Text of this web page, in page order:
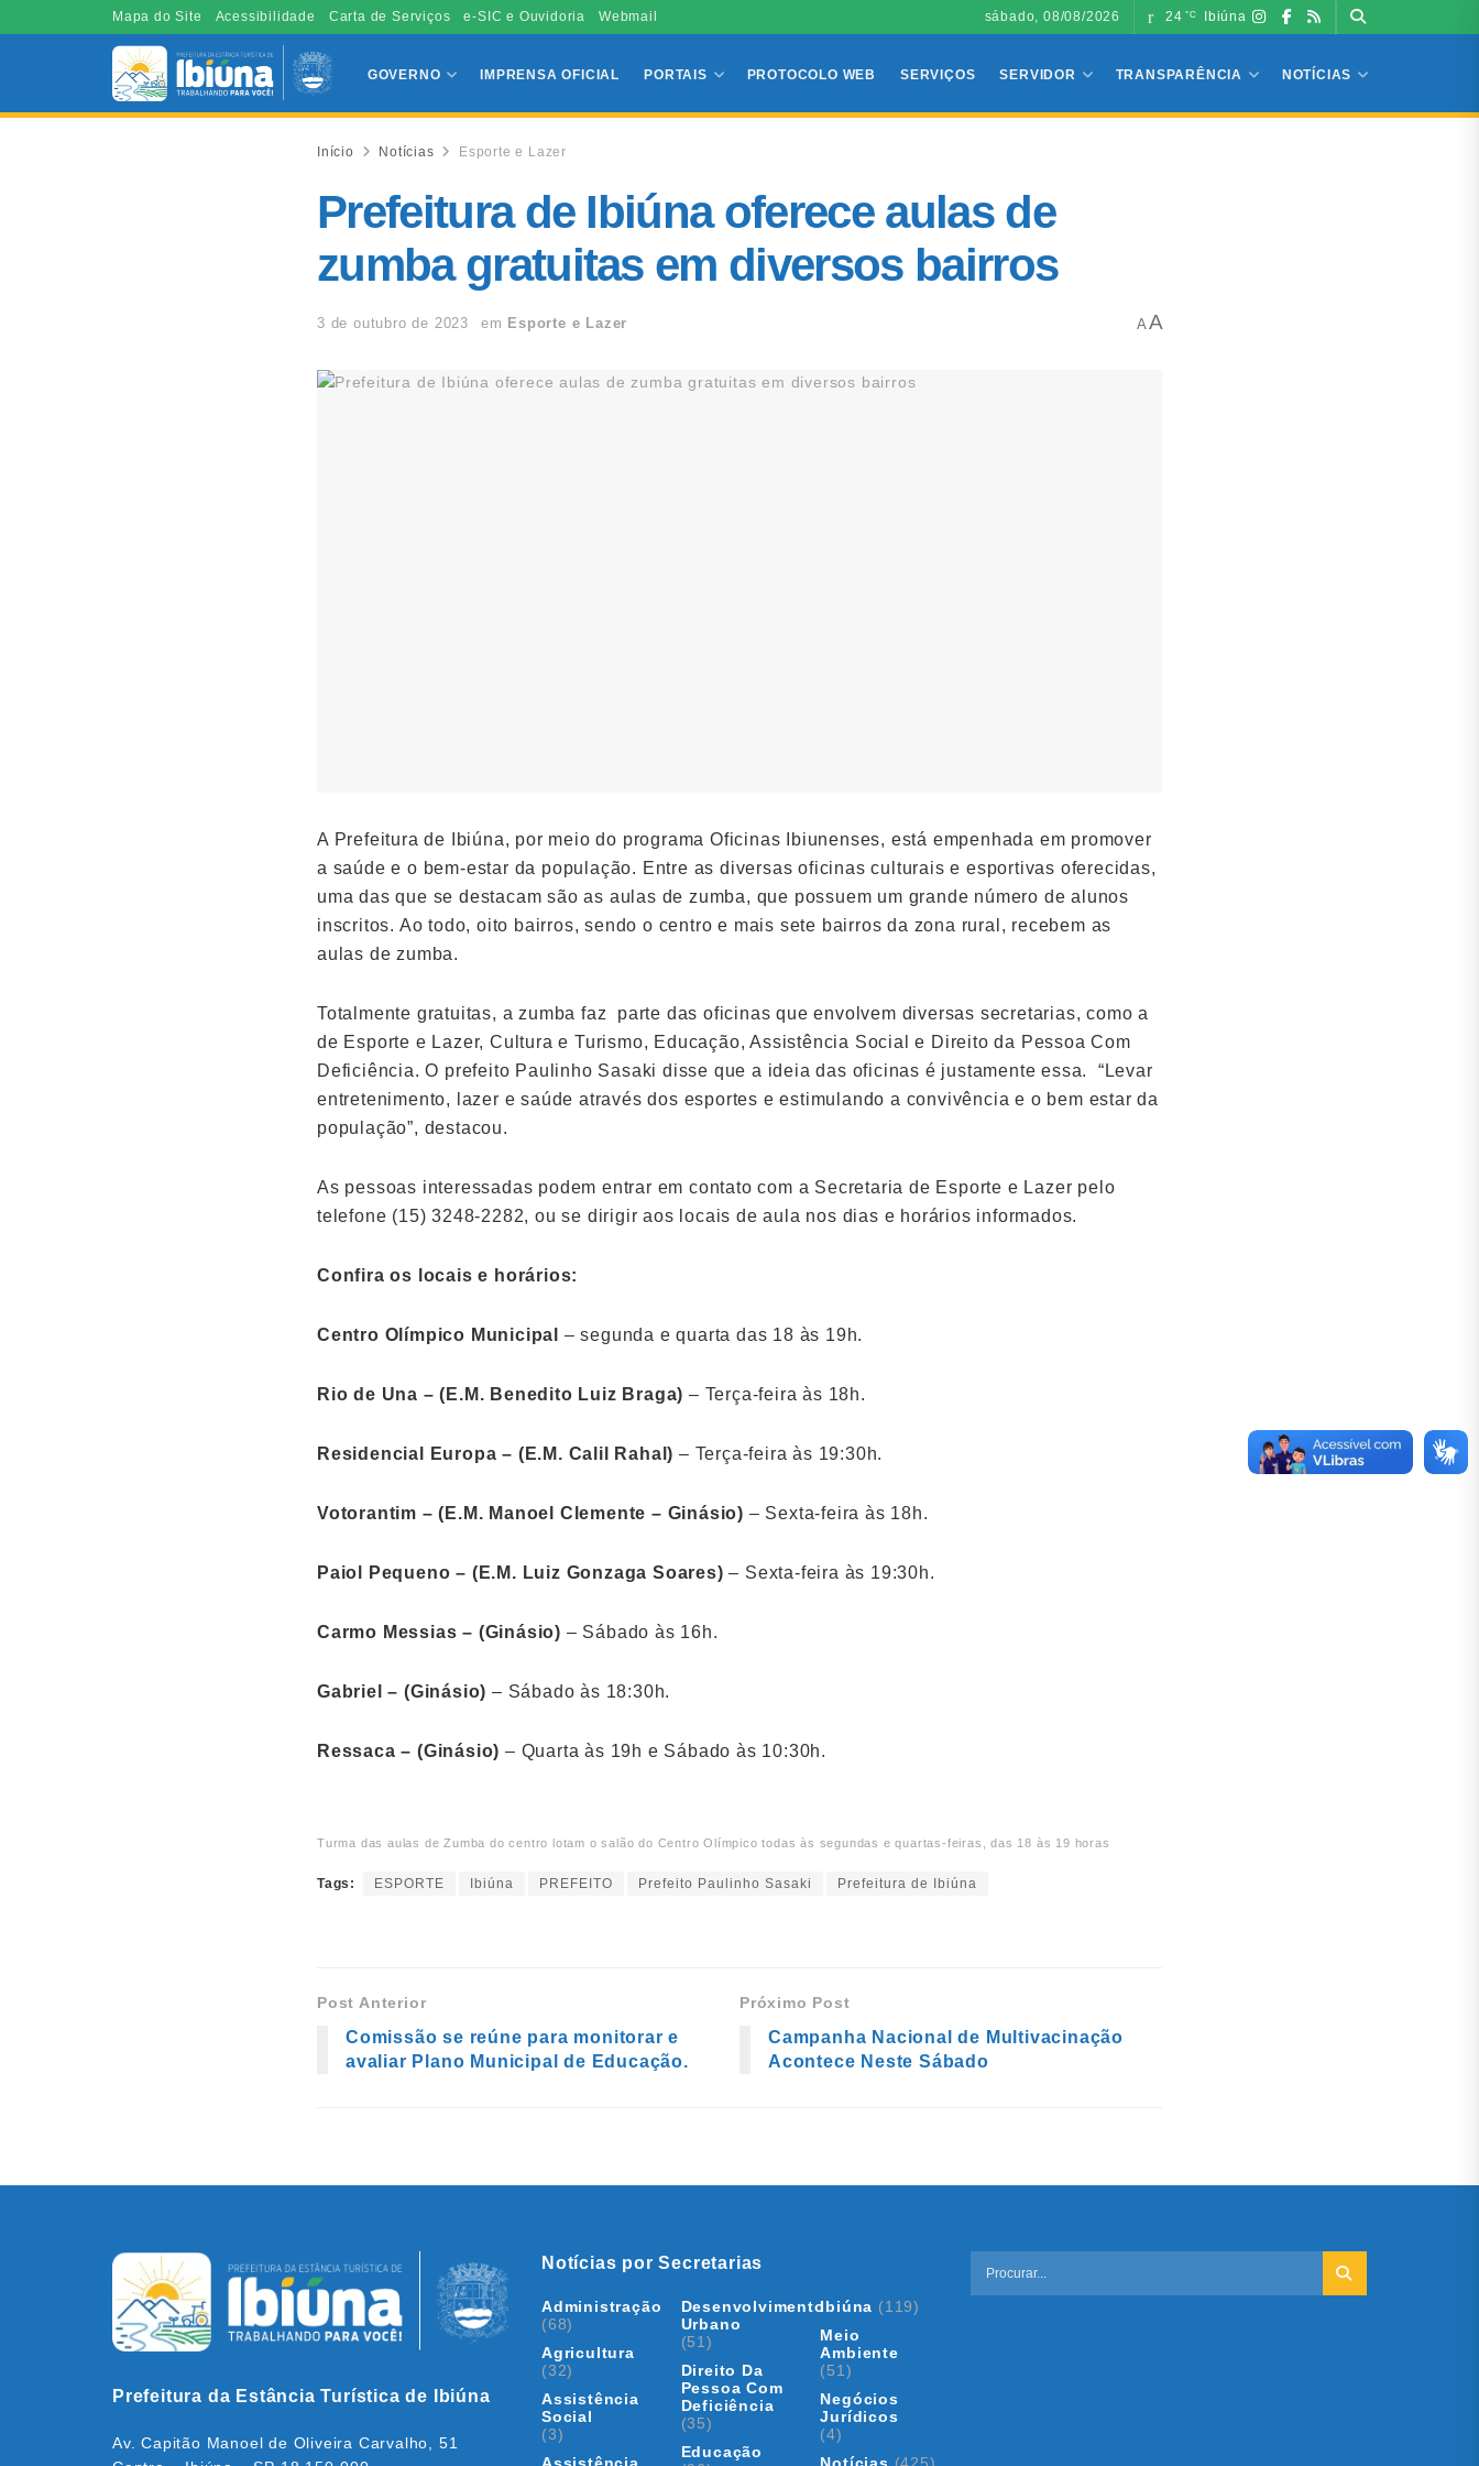
Mapa do Site Acessibilidade Carta de Serviços e-SIC e Ouvidoria Webmail sábado, 08/08/2026 24 °C Ibiúna
GOVERNO IMPRENSA OFICIAL PORTAIS PROTOCOLO WEB SERVIÇOS SERVIDOR TRANSPARÊNCIA NOTÍCIAS
Início Notícias Esporte e Lazer
Prefeitura de Ibiúna oferece aulas de
zumba gratuitas em diversos bairros
3 de outubro de 2023 em Esporte e Lazer A A
A Prefeitura de Ibiúna, por meio do programa Oficinas Ibiunenses, está empenhada em promover
a saúde e o bem-estar da população. Entre as diversas oficinas culturais e esportivas oferecidas,
uma das que se destacam são as aulas de zumba, que possuem um grande número de alunos
inscritos. Ao todo, oito bairros, sendo o centro e mais sete bairros da zona rural, recebem as
aulas de zumba.
Totalmente gratuitas, a zumba faz parte das oficinas que envolvem diversas secretarias, como a
de Esporte e Lazer, Cultura e Turismo, Educação, Assistência Social e Direito da Pessoa Com
Deficiência. O prefeito Paulinho Sasaki disse que a ideia das oficinas é justamente essa. “Levar
entretenimento, lazer e saúde através dos esportes e estimulando a convivência e o bem estar da
população”, destacou.
As pessoas interessadas podem entrar em contato com a Secretaria de Esporte e Lazer pelo
telefone (15) 3248-2282, ou se dirigir aos locais de aula nos dias e horários informados.
Confira os locais e horários:
Centro Olímpico Municipal – segunda e quarta das 18 às 19h.
Rio de Una – (E.M. Benedito Luiz Braga) – Terça-feira às 18h.
Residencial Europa – (E.M. Calil Rahal) – Terça-feira às 19:30h.
Votorantim – (E.M. Manoel Clemente – Ginásio) – Sexta-feira às 18h.
Paiol Pequeno – (E.M. Luiz Gonzaga Soares) – Sexta-feira às 19:30h.
Carmo Messias – (Ginásio) – Sábado às 16h.
Gabriel – (Ginásio) – Sábado às 18:30h.
Ressaca – (Ginásio) – Quarta às 19h e Sábado às 10:30h.
Turma das aulas de Zumba do centro lotam o salão do Centro Olímpico todas às segundas e quartas-feiras, das 18 às 19 horas
Tags: ESPORTE Ibiúna PREFEITO Prefeito Paulinho Sasaki Prefeitura de Ibiúna
Post Anterior
Comissão se reúne para monitorar e
avaliar Plano Municipal de Educação.
Próximo Post
Campanha Nacional de Multivacinação
Acontece Neste Sábado
Prefeitura da Estância Turística de Ibiúna
Av. Capitão Manoel de Oliveira Carvalho, 51
Notícias por Secretarias
Administração
(68)
Agricultura
(32)
Assistência
Social
(3)
Assistência
Desenvolvimento
Urbano
(51)
Direito Da
Pessoa Com
Deficiência
(35)
Educação
Ibiúna (119)
Meio
Ambiente
(51)
Negócios
Jurídicos
(4)
Notícias (425)